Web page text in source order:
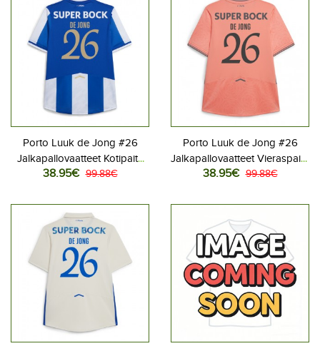
Porto Luuk de Jong #26
Jalkapallovaatteet Kotipaita
2025-26 Lyhythihainen
38.95€ 99.88€
Porto Luuk de Jong #26
Jalkapallovaatteet Vieraspaita
2025-26 Lyhythihainen
38.95€ 99.88€